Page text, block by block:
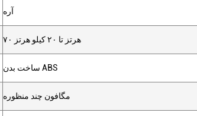
آره
۷۰ هرتز تا ۲۰ کیلو هرتز
ساخت بدن ABS
مگافون چند منظوره